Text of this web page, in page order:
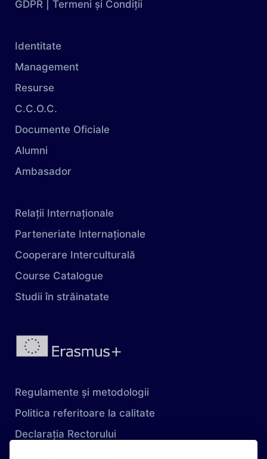
GDPR | Termeni și Condiții
Identitate
Management
Resurse
C.C.O.C.
Documente Oficiale
Alumni
Ambasador
Relații Internaționale
Parteneriate Internaționale
Cooperare Interculturală
Course Catalogue
Studii în străinatate
Regulamente și metodologii
Politica referitoare la calitate
Declarația Rectorului